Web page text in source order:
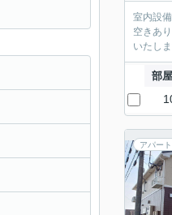
室内設
空きあ
いたし
部
アパート